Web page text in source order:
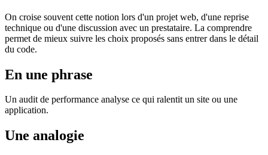
On croise souvent cette notion lors d'un projet web, d'une reprise
technique ou d'une discussion avec un prestataire. La comprendre
permet de mieux suivre les choix proposés sans entrer dans le détail
du code.
En une phrase
Un audit de performance analyse ce qui ralentit un site ou une
application.
Une analogie